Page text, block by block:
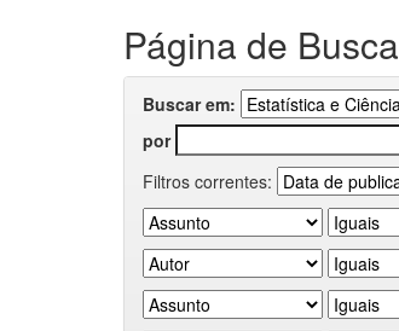
Página de Busca
Buscar em:
por
Filtros correntes: